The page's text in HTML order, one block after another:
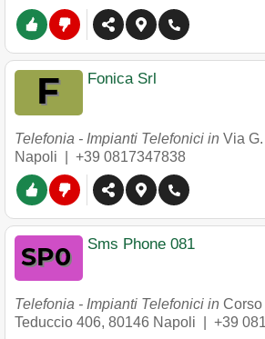
Fonica Srl
Telefonia - Impianti Telefonici in Via
Napoli
+39 0817347838
Sms Phone 081
Telefonia - Impianti Telefonici in Corso
Teduccio 406, 80146 Napoli +39